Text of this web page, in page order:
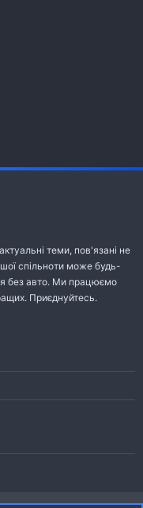
теми, пов'язані не
спільноти може будь-
без авто. Ми працюємо
Приєднуйтесь.